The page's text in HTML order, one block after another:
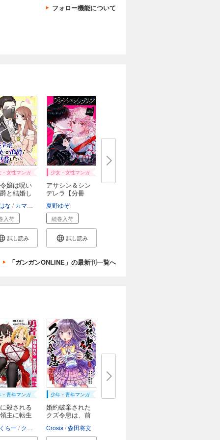
フォロー機能について
屋善吉 mokoppe
・女性マンガ
嬢は呪い
と結婚し
な カマヤキぱんち 那須透真
入荷
試し読み
少女・女性マンガ
アサシン＆シン
デレラ【分冊
夏野ゆぞ
続巻入荷
試し読み
「ガンガンONLINE」の最新刊一覧へ
Edge
・青年マンガ
殺される
主に転生
らー クエル
少年・青年マンガ
婚約破棄された
クズ令息は、前
Crosis 森田将文